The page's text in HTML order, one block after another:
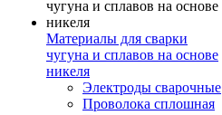
Материалы для сварки
чугуна и сплавов на основе
никеля
Электроды сварочные
Проволока сплошная